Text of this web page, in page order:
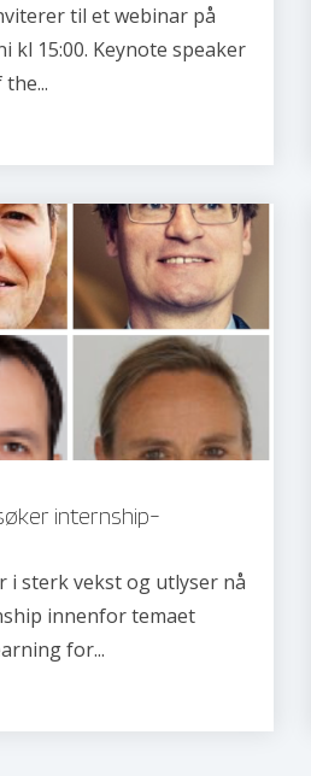
til et webinar på
kl 15:00. Keynote speaker
internship-
i sterk vekst og utlyser nå
innenfor temaet
for...